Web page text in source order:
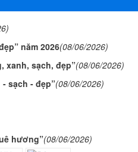
năm 2026(08/06/2026)
xanh, sạch, đẹp”(08/06/2026)
sạch - đẹp”(08/06/2026)
hương”(08/06/2026)